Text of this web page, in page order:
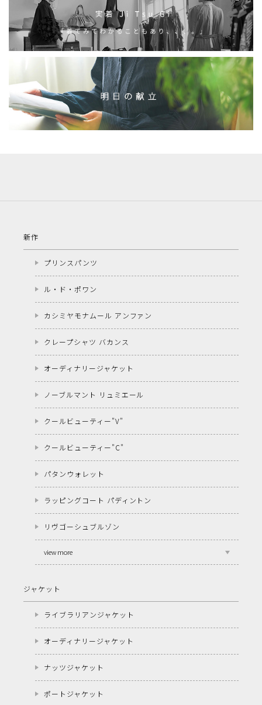
新作
プリンスパンツ
ル・ド・ポワン
カシミヤモナムール アンファン
クレープシャツ バカンス
オーディナリージャケット
ノーブルマント リュミエール
クールビューティー"V"
クールビューティー"C"
パタンウォレット
ラッピングコート パディントン
リヴゴーシュブルゾン
view more
ジャケット
ライブラリアンジャケット
オーディナリージャケット
ナッツジャケット
ポートジャケット